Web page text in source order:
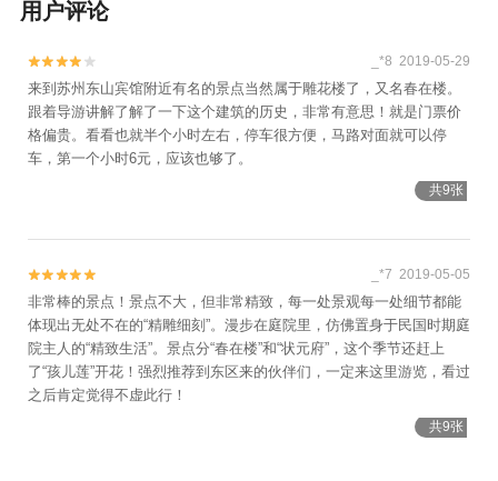
+网师园+周庄张厅+同里影视基地+金鸡湖
山景区+大阳山国家森林公园+天颐汤泉+昆
山《四季周庄》演出+苏州乐园四季恒温水乐
园+常熟沙家浜温泉+苏州云密室+常熟市虞
山索道+苏州上方山国家森林公园+苏州梅园
中心+夜游护城河+太湖西山吉运农家乐+太
湖西山江南恬园农家乐+太湖旺山钱家坞农家
乐+苏州亿梵瑜伽+同里乐爽草莓园+同里绿
色草莓园+周庄大海酒楼+苏州怡家农家乐
+同里湖大饭店+同里未完成咖啡馆主题客栈
用户评论

 _*8 2019-05-29
来到苏州东山宾馆附近有名的景点当然属于雕花楼了，又名春在楼。
跟着导游讲解了解了一下这个建筑的历史，非常有意思！就是门票价
格偏贵。看看也就半个小时左右，停车很方便，马路对面就可以停
车，第一个小时6元，应该也够了。
共9张

 _*7 2019-05-05
非常棒的景点！景点不大，但非常精致，每一处景观每一处细节都能
体现出无处不在的“精雕细刻”。漫步在庭院里，仿佛置身于民国时期庭
院主人的“精致生活”。景点分“春在楼”和“状元府”，这个季节还赶上
了“孩儿莲”开花！强烈推荐到东区来的伙伴们，一定来这里游览，看过
之后肯定觉得不虚此行！
共9张